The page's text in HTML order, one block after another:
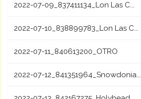
2022-07-09_837411134_Lon Las C...
2022-07-10_838899783_Lon Las C...
2022-07-11_840613200_OTRO
2022-07-12_841351964_Snowdonia...